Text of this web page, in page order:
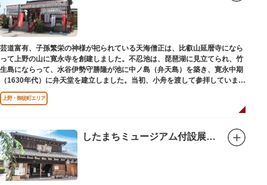
芸道富有、子孫繁栄の神様が祀られている天海僧正は、比叡山延暦寺になら
って上野の山に寛永寺を創建しました。不忍池は、琵琶湖に見立てられ、竹
生島にならって、水谷伊勢守勝隆が池に中ノ島（弁天島）を築き、寛永中期
（1630年代）に弁天堂を建立しました。当初、小舟を渡して参拝していまし
たが、後に橋が架けられました。
上野・御徒町エリア
したまちミュージアム付設展示場（旧吉田屋酒店）